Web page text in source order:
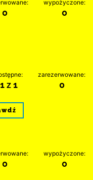
0
wypożyczone:
0
1 z 1
zarezerwowane:
0
0
wypożyczone:
0